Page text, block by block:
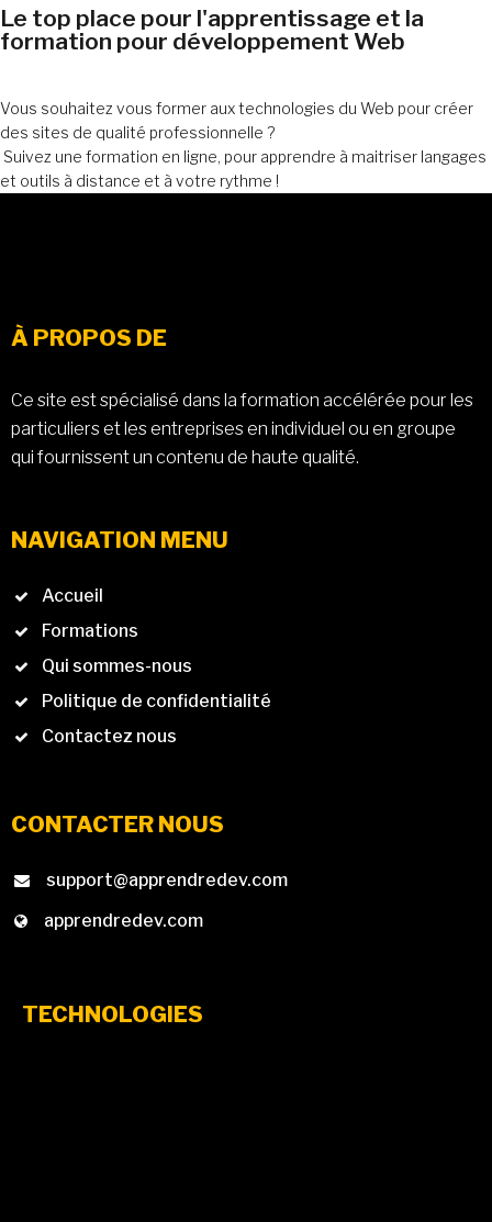
Le top place pour l'apprentissage et la
formation pour développement Web
Vous souhaitez vous former aux technologies du Web pour créer
des sites de qualité professionnelle ?
Suivez une formation en ligne, pour apprendre à maitriser langages
et outils à distance et à votre rythme !
À PROPOS DE
Ce site est spécialisé dans la formation accélérée pour les
particuliers et les entreprises en individuel ou en groupe
qui fournissent un contenu de haute qualité.
NAVIGATION MENU
Accueil
Formations
Qui sommes-nous
Politique de confidentialité
Contactez nous
CONTACTER NOUS
support@apprendredev.com
apprendredev.com
TECHNOLOGIES